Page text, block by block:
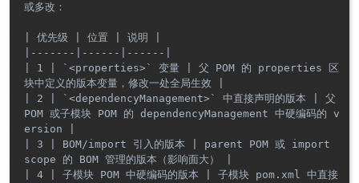
或多改：
| 优先级 | 位置 | 说明 |
|-------|------|------|
| 1 | `<properties>` 变量 | 父 POM 的 properties 区
块中定义的版本变量，修改一处全局生效 |
| 2 | `<dependencyManagement>` 中直接声明的版本 | 父
POM 或子模块 POM 的 dependencyManagement 中硬编码的 v
ersion |
| 3 | BOM/import 引入的版本 | parent POM 或 import
scope 的 BOM 管理的版本（影响面大） |
| 4 | 子模块 POM 中硬编码的版本 | 子模块 pom.xml 中直接